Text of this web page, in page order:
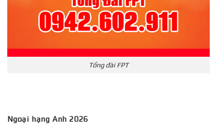
Tổng đài FPT
Ngoại hạng Anh 2026